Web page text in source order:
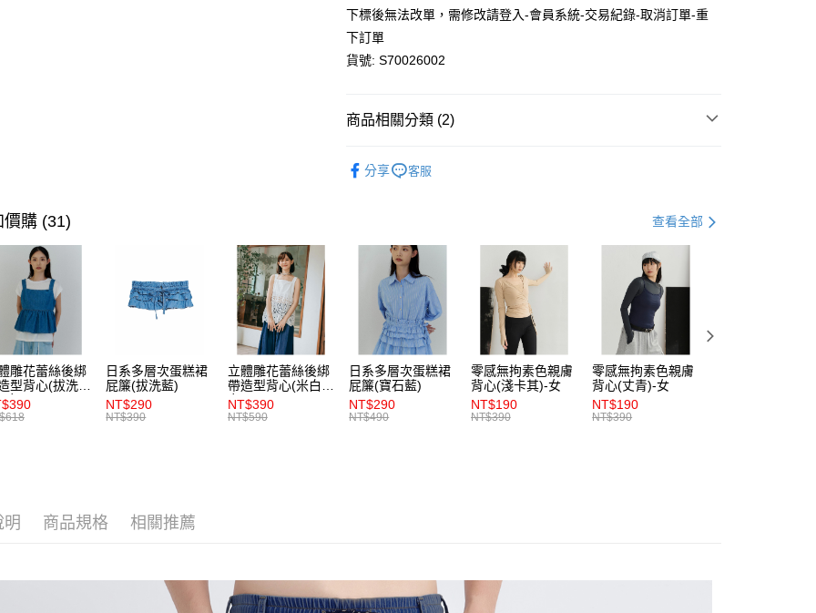
便利好安心！
１．簡單：不需註冊會員、不需綁卡、不需儲值。
２．便利：只要手機號碼，簡訊認證，即可結帳。
３．安心：先確認商品／服務後，再付款。
付」結帳頁面，進行簡訊認證並確認金額後，即可完成結帳。
／ATM／網路銀行／等多元方式進行付款，方視為交易完成。
是否繳費成功／繳費後需取消欲退款等相關疑問，請聯繫「AFTEE先享後
付客戶支援中心」
https://netprotections.freshdesk.com/support/home
【注意事項】
１．透過由恩沛科技股份有限公司提供之「AFTEE先享後付」服務完成之
交易，需依本服務之必要範圍內提供個人資料，並將交易相關給付款項請
求債權轉讓予恩沛科技股份有限公司。
２．關於個人資料處理事宜，請瀏覽以下網址：
https://aftee.tw/terms/#terms3
３．未成年的使用者請事先徵得法定代理人或監護人之同意方可使用
「AFTEE先享後付」，若未經同意申辦者引起之損失，本公司不負相關責
運送方式
每筆NT$80，滿NT$1,200(含以上)免運費
付款後萊爾富取貨
每筆NT$80，滿NT$1,200(含以上)免運費
7-11取貨付款
每筆NT$80，滿NT$1,200(含以上)免運費
付款後7-11取貨
每筆NT$80，滿NT$1,200(含以上)免運費
下標後無法改單，需修改請登入-會員系統-交易紀錄-取消訂單-重
下訂單
貨號: S70026002
商品相關分類 (2)
分享 客服
價購 (31) 查看全部
雕花蕾絲後綁
型背心(拔洗
女
日系多層次蛋糕裙
屁簾(拔洗藍)
NT$290
NT$390
立體雕花蕾絲後綁
帶造型背心(米白)-
女
NT$390
NT$590
日系多層次蛋糕裙
屁簾(寶石藍)
NT$290
NT$490
零感無拘素色親膚
背心(淺卡其)-女
NT$190
NT$390
零感無拘素色親膚
背心(丈青)-女
NT$190
NT$390
明 商品規格 相關推薦